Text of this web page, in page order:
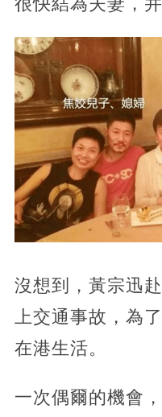
沒想到，黃宗迅
上交通事故，為
在港生活。
一次偶爾的機會